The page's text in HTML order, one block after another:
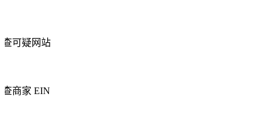
查可疑网站
查商家 EIN